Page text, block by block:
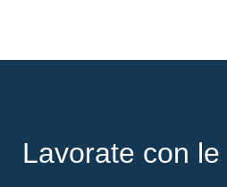
Lavorate con